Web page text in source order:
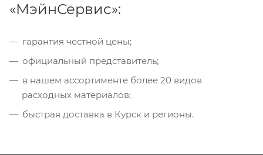
«МэйнСервис»:
гарантия честной цены;
официальный представитель;
в нашем ассортименте более 20 видов
расходных материалов;
быстрая доставка в Курск и регионы.